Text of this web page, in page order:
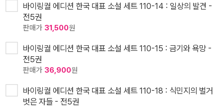
바이링궐 에디션 한국 대표 소설 세트 110-14 : 일상의 발견 -
전5권
판매가 31,500원
바이링궐 에디션 한국 대표 소설 세트 110-15 : 금기와 욕망 -
전5권
판매가 36,900원
바이링궐 에디션 한국 대표 소설 세트 110-18 : 식민지의 벌거
벗은 자들 - 전5권